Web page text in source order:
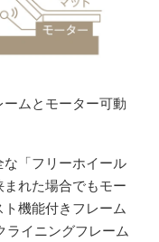
ムとモーター可動
「フリーホイール
れた場合でもモー
機能付きフレーム
ライニングフレーム